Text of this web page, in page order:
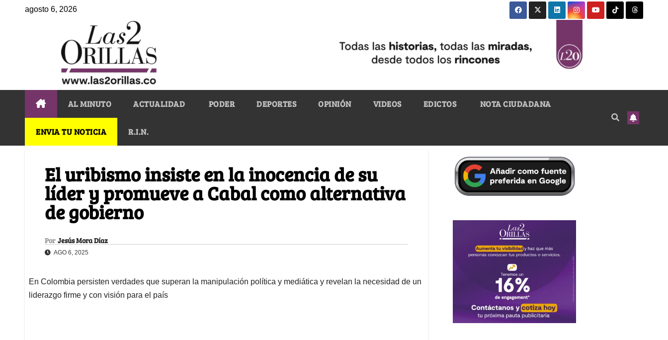
agosto 6, 2026
AL MINUTO ACTUALIDAD PODER DEPORTES OPINIÓN VIDEOS EDICTOS NOTA CIUDADANA
ENVIA TU NOTICIA R.I.N.
El uribismo insiste en la inocencia de su
líder y promueve a Cabal como alternativa
de gobierno
Por Jesús Mora Díaz
AGO 6, 2025
En Colombia persisten verdades que superan la manipulación política y mediática y revelan la necesidad de un
liderazgo firme y con visión para el país